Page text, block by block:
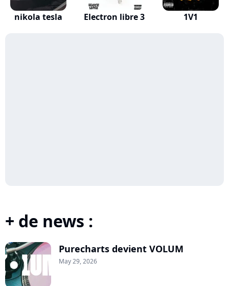
nikola tesla Electron libre 3 1V1
+ de news :
Purecharts devient VOLUM
May 29, 2026